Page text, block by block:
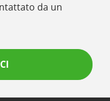
da un